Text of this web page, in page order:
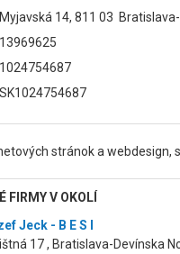
Myjavská 14, 811 03
13969625
1024754687
SK1024754687
stránok a webdesign,
FIRMY V OKOLÍ
Jeck - B E S I
17 , Bratislava-Devínska